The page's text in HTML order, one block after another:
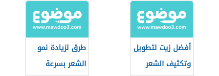
أفضل زيت لتطويل
وتكثيف الشعر
طرق لزيادة نمو
الشعر بسرعة